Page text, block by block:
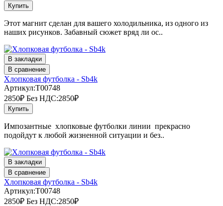
Купить
Этот магнит сделан для вашего холодильника, из одного из
наших рисунков. Забавный сюжет вряд ли ос..
В закладки
В сравнение
Хлопковая футболка - Sb4k
Артикул:T00748
2850₽ Без НДС:2850₽
Купить
Импозантные хлопковые футболки линии прекрасно
подойдут к любой жизненной ситуации и без..
В закладки
В сравнение
Хлопковая футболка - Sb4k
Артикул:T00748
2850₽ Без НДС:2850₽